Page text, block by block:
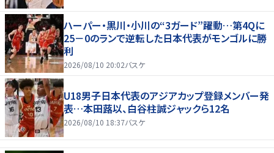
ハーパー・黒川・小川の“3ガード”躍動…第4Qに
25－0のランで逆転した日本代表がモンゴルに勝
利
2026/08/10 20:02バスケ
U18男子日本代表のアジアカップ登録メンバー発
表…本田蕗以、白谷柱誠ジャックら12名
2026/08/10 18:37バスケ